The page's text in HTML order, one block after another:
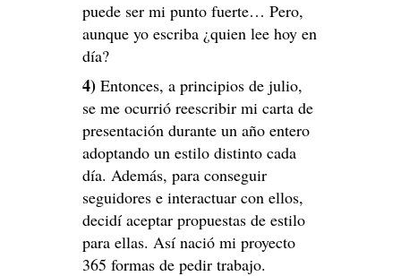
puede ser mi punto fuerte… Pero,
aunque yo escriba ¿quien lee hoy en
día?
4) Entonces, a principios de julio,
se me ocurrió reescribir mi carta de
presentación durante un año entero
adoptando un estilo distinto cada
día. Además, para conseguir
seguidores e interactuar con ellos,
decidí aceptar propuestas de estilo
para ellas. Así nació mi proyecto
365 formas de pedir trabajo.